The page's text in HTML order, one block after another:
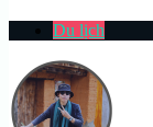
Du lịch